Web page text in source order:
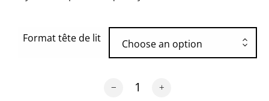
Format tête de lit Choose an option
quantité de Tête de lit en vinyle